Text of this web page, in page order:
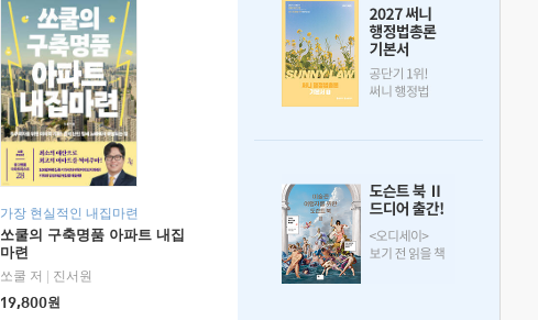
가장 현실적인 내집마련
쏘쿨의 구축명품 아파트 내집
마련
쏘쿨 저
진서원
19,800원